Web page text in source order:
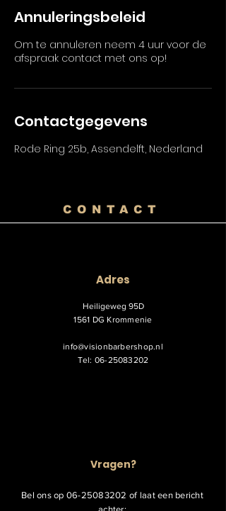
Annuleringsbeleid
Om te annuleren neem 4 uur voor de
afspraak contact met ons op!
Contactgegevens
Rode Ring 25b, Assendelft, Nederland
CONTACT
Adres
Heiligeweg 95D
1561 DG Krommenie
info@visionbarbershop.nl
Tel: 06-25083202
Vragen?
Bel ons op 06-25083202 of laat een bericht